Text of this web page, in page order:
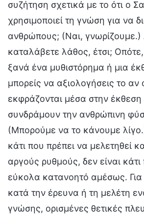
συζήτηση σχετικά με το ότι ο
χρησιμοποιεί τη γνώση για να
ανθρώπους; (Ναι, γνωρίζουμε.)
καταλάβετε λάθος, έτσι;
ξανά ένα μυθιστόρημα ή μια
μπορείς να αξιολογήσεις το αν
εκφράζονται μέσα στην έκθεση
συνδράμουν την ανθρώπινη
(Μπορούμε να το κάνουμε
κάτι που πρέπει να μελετηθεί
αργούς ρυθμούς, δεν είναι κάτι
εύκολα κατανοητό αμέσως. Για
κατά την έρευνα ή τη μελέτη
γνώσης, ορισμένες θετικές